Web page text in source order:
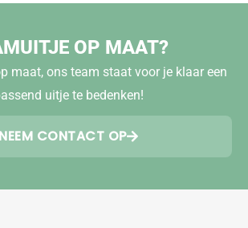
OP MAAT?
maat, ons team staat voor je klaar een
uitje te bedenken!
NEEM CONTACT OP